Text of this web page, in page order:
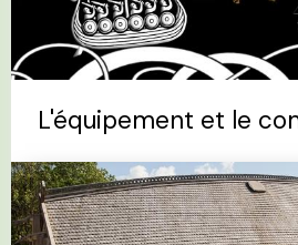
L'équipement et le